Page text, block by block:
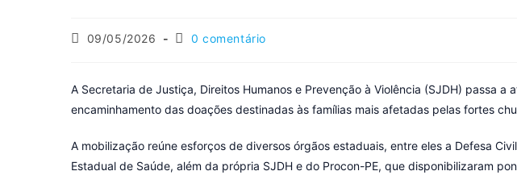
09/05/2026 0 comentário
A Secretaria de Justiça, Direitos Humanos e Prevenção à Violência (SJDH) passa
encaminhamento das doações destinadas às famílias mais afetadas pelas fortes
A mobilização reúne esforços de diversos órgãos estaduais, entre eles a Defesa
Estadual de Saúde, além da própria SJDH e do Procon-PE, que disponibilizaram